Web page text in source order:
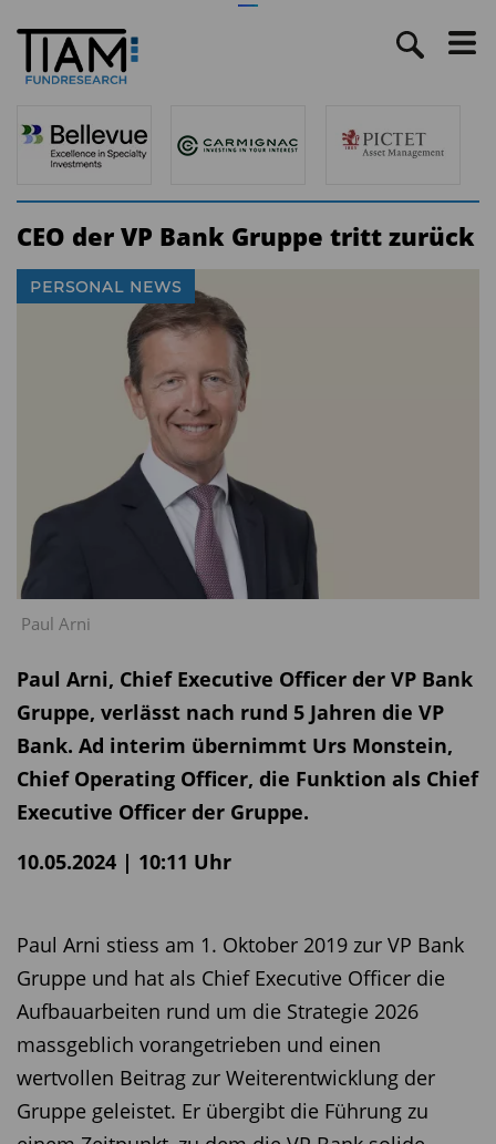
CEO der VP Bank Gruppe tritt zurück
Paul Arni
PERSONAL NEWS
Paul Arni, Chief Executive Officer der VP Bank
Gruppe, verlässt nach rund 5 Jahren die VP
Bank. Ad interim übernimmt Urs Monstein,
Chief Operating Officer, die Funktion als Chief
Executive Officer der Gruppe.
10.05.2024 | 10:11 Uhr
Paul Arni stiess am 1. Oktober 2019 zur VP Bank
Gruppe und hat als Chief Executive Officer die
Aufbauarbeiten rund um die Strategie 2026
massgeblich vorangetrieben und einen
wertvollen Beitrag zur Weiterentwicklung der
Gruppe geleistet. Er übergibt die Führung zu